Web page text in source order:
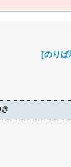
[のりば